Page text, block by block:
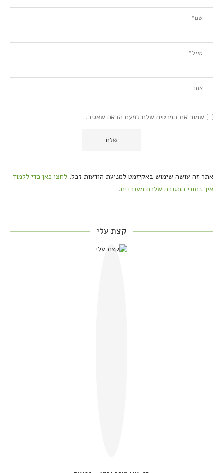
שמור את הפרטים שלח לפעם הבאה שאגיב.
אתר זה עושה שימוש באקיזמט למניעת הודעות זבל. לחצו כאן כדי ללמוד
איך נתוני התגובה שלכם מעובדים.
קצת עלי